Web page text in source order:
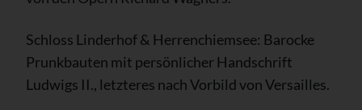
Schloss Linderhof & Herrenchiemsee: Barocke
Prunkbauten mit persönlicher Handschrift
Ludwigs II., letzteres nach Vorbild von Versailles.